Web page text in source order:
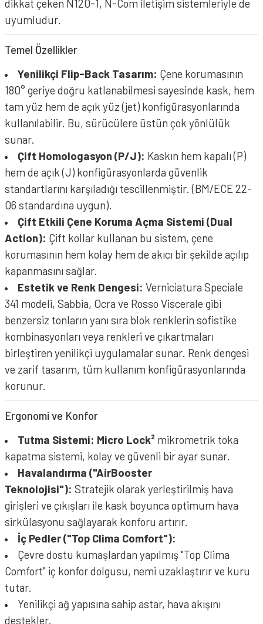
dikkat çeken N120-1, N-Com iletişim sistemleriyle de
uyumludur.
Temel Özellikler
Yenilikçi Flip-Back Tasarım: Çene korumasının
180° geriye doğru katlanabilmesi sayesinde kask, hem
tam yüz hem de açık yüz (jet) konfigürasyonlarında
kullanılabilir. Bu, sürücülere üstün çok yönlülük
sunar.
Çift Homologasyon (P/J): Kaskın hem kapalı (P)
hem de açık (J) konfigürasyonlarda güvenlik
standartlarını karşıladığı tescillenmiştir. (BM/ECE 22-
06 standardına uygun).
Çift Etkili Çene Koruma Açma Sistemi (Dual
Action): Çift kollar kullanan bu sistem, çene
korumasının hem kolay hem de akıcı bir şekilde açılıp
kapanmasını sağlar.
Estetik ve Renk Dengesi: Verniciatura Speciale
341 modeli, Sabbia, Ocra ve Rosso Viscerale gibi
benzersiz tonların yanı sıra blok renklerin sofistike
kombinasyonları veya renkleri ve çıkartmaları
birleştiren yenilikçi uygulamalar sunar. Renk dengesi
ve zarif tasarım, tüm kullanım konfigürasyonlarında
korunur.
Ergonomi ve Konfor
Tutma Sistemi: Micro Lock² mikrometrik toka
kapatma sistemi, kolay ve güvenli bir ayar sunar.
Havalandırma ("AirBooster
Teknolojisi"): Stratejik olarak yerleştirilmiş hava
girişleri ve çıkışları ile kask boyunca optimum hava
sirkülasyonu sağlayarak konforu artırır.
İç Pedler ("Top Clima Comfort"):
Çevre dostu kumaşlardan yapılmış "Top Clima
Comfort" iç konfor dolgusu, nemi uzaklaştırır ve kuru
tutar.
Yenilikçi ağ yapısına sahip astar, hava akışını
destekler.